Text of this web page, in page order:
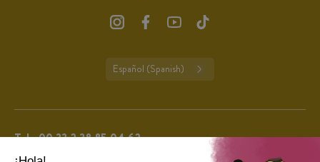
Español (Spanish)
Tel.:00 33 2 38 85 04 62
De lunes a viernes de 9:00 a 13:00 y de 14:00 a 16:00 (excepto días festivos en